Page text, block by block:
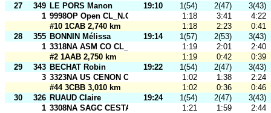
27
349 LE PORS Manon 19:10 1(54) 2(47)
3(43)
1 9998OP Open CL_N.O.R.D. Open 1:18 3:41
4:22
#10 1CAB 2,740 km
1:18 2:23
0:41
28
355 BONNIN Mélissa 19:14 1(57) 2(53)
3(43)
1 3318NA ASM CO CL_ASM CO1 1:19 2:01
2:40
#2 1AAB 2,750 km
1:19 0:42
0:39
29
343 BECHAT Robin 19:22 1(54) 2(47)
3(43)
3 3323NA US CENON CO CL_USCCO - Relais B
1:02 1:38
2:24
#44 3CBB 3,010 km
1:02 0:36
0:46
30
326 RUAUD Claire 19:24 1(54) 2(47)
3(43)
1 3308NA SAGC CESTAS CL_SAGC 2 1:21 1:59
2:44